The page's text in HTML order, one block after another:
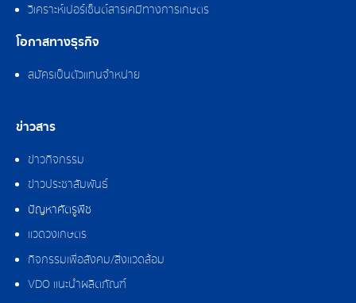
วิเคราะห์เปอร์เซ็นต์สารเคมีทางการเกษตร
โอกาสทางธุรกิจ
สมัครเป็นตัวแทนจำหน่าย
ข่าวสาร
ข่าวกิจกรรม
ข่าวประชาสัมพันธ์
ปัญหาศัตรูพืช
แวดวงเกษตร
กิจกรรมเพื่อสังคม/สิ่งแวดล้อม
VDO แนะนำผลิตภัณฑ์